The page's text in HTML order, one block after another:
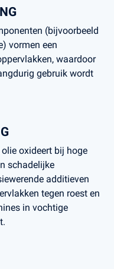
(bijvoorbeeld
vormen een
waardoor
gebruik wordt
oxideert bij hoge
schadelijke
additieven
tegen roest en
in vochtige